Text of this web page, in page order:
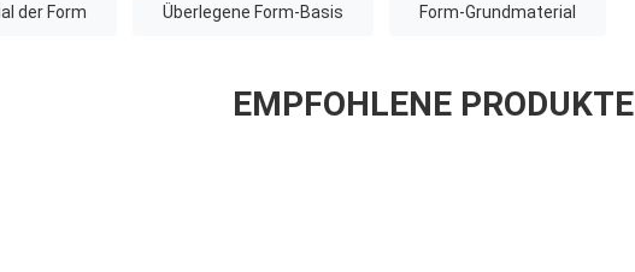
der Form Überlegene Form-Basis Form-Grundmaterial
EMPFOHLENE PRODUKTE